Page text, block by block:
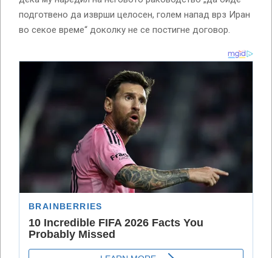
подготвено да изврши целосен, голем напад врз Иран
во секое време“ доколку не се постигне договор.